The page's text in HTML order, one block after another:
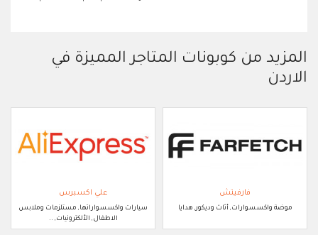
المزيد من كوبونات المتاجر المميزة في
الاردن
فارفيتش
موضة واكسسوارات, أثاث وديكور, هدايا
علي اكسبرس
سيارات واكسسواراتها, مستلزمات وملابس
الاطفال, الألكترونيات, ..